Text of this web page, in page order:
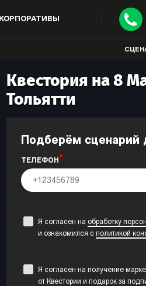
КОРПОРАТИВЫ
Квестория на 8
Тольятти
Подберём сценарий
ТЕЛЕФОН
Я согласен на обработку
и ознакомился с политикой
Я согласен на получение
от Квестории и подарок за